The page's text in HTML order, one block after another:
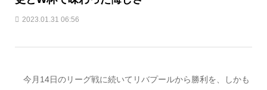
2023.01.31 06:56
今月14日のリーグ戦に続いてリバプールから勝利を、しかも